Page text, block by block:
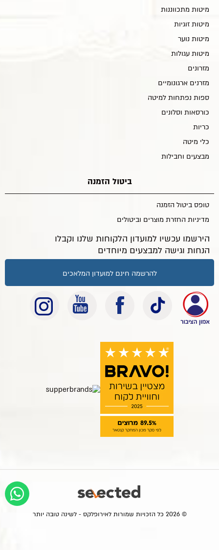
מיטות מתכווננות
מיטות זוגיות
מיטות נוער
מיטות עגולות
מזרונים
מזרנים ארגונומיים
ספות נפתחות למיטה
כורסאות וסלונים
כריות
כלי מיטה
מבצעים וחבילות
ביטול הזמנה
טופס ביטול הזמנה
מדיניות החזרת מוצרים וביטולים
הירשמו עכשיו למועדון הלקוחות שלנו וקבלו
הנחות וגישה למבצעים מיוחדים
להרשמה חינם למועדון המלאכים
© 2026 כל הזכויות שמורות לאירופלקס - לשינה טובה יותר